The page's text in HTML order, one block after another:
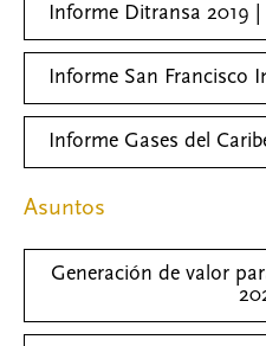
Informe Ditransa 2019
Informe San Francisco
Informe Gases del
Asuntos
Generación de valor